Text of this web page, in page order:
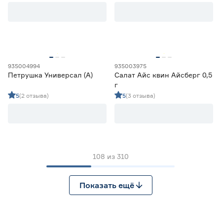
935004994
Петрушка Универсал (А)
5(2 отзыва)
935003975
Салат Айс квин Айсберг 0,5
г
5(3 отзыва)
108 из 310
Показать ещё